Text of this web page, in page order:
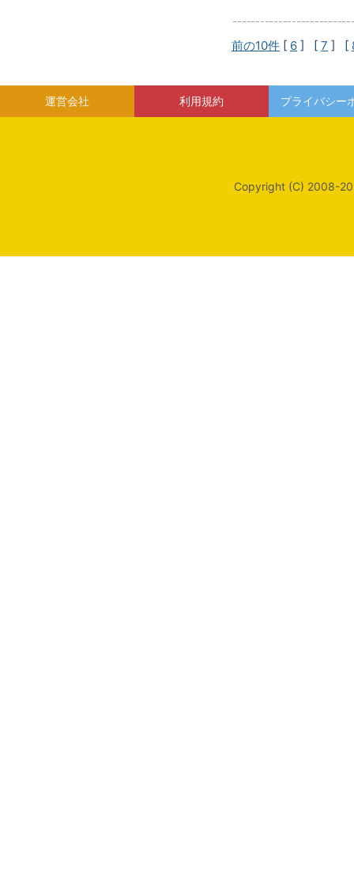
前の10件 [ 6 ] [ 7 ] [
運営会社 利用規約 プライバシー
Copyright (C) 2008-